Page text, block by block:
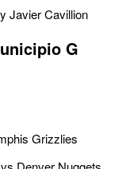
Javier Cavillion
G
Grizzlies